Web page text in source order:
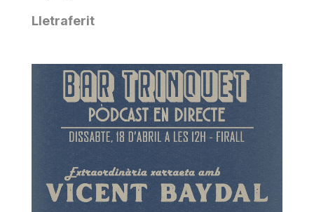
Lletraferit